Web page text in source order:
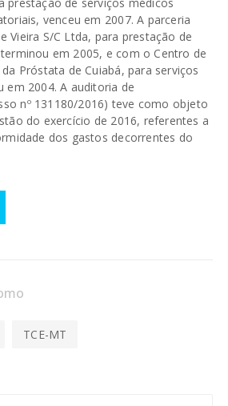
venceu em 2007. A parceria
Vieira S/C Ltda, para prestação de
em 2005, e com o Centro de
Próstata de Cuiabá, para serviços
em 2004. A auditoria de
nº 131180/2016) teve como objeto
do exercício de 2016, referentes a
dos gastos decorrentes do
TCE-MT